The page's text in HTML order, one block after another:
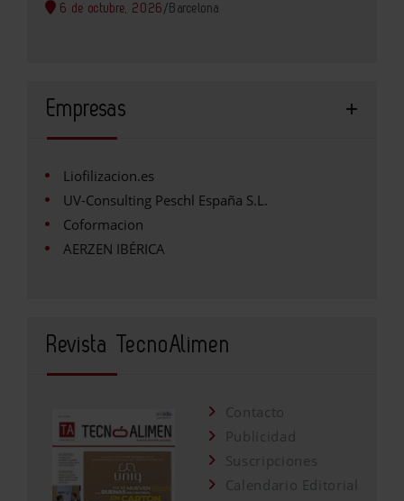
6 de octubre, 2026 / Barcelona
Empresas
Liofilizacion.es
UV-Consulting Peschl España S.L.
Coformacion
AERZEN IBÉRICA
Revista TecnoAlimen
Contacto
Publicidad
Suscripciones
Calendario Editorial